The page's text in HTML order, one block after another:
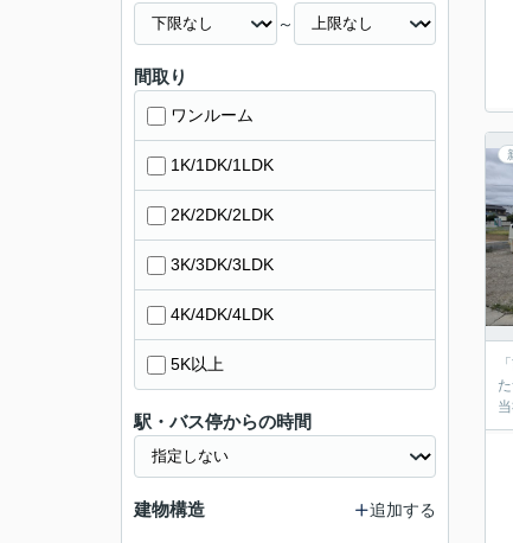
～
間取り
ワンルーム
1K/1DK/1LDK
2K/2DK/2LDK
3K/3DK/3LDK
4K/4DK/4LDK
5K以上
駅・バス停からの時間
建物構造 追加する